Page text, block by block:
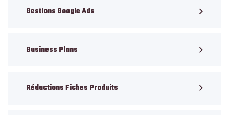
Gestions Google Ads
Business Plans
Rédactions Fiches Produits